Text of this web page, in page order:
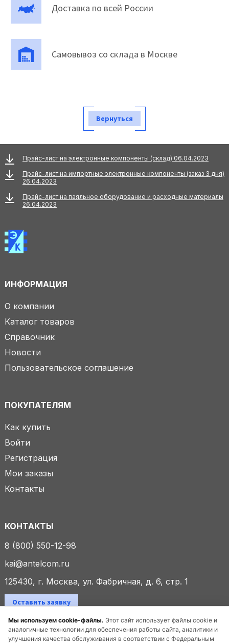
Мы используем cookie-файлы. Этот сайт использует файлы cookie и
аналогичные технологии для обеспечения работы сайта, аналитики и
улучшения качества обслуживания в соответствии с Федеральным
Доставка по всей России
Самовывоз со склада в Москве
Вернуться
Прайс-лист на электронные компоненты (склад) 06.04.2023
Прайс-лист на импортные электронные компоненты (заказ 3 дня)
26.04.2023
Прайс-лист на паяльное оборудование и расходные материалы
26.04.2023
ИНФОРМАЦИЯ
О компании
Каталог товаров
Справочник
Новости
Пользовательское соглашение
ПОКУПАТЕЛЯМ
Как купить
Войти
Регистрация
Мои заказы
Контакты
КОНТАКТЫ
8 (800) 550-12-98
kai@antelcom.ru
125430, г. Москва, ул. Фабричная, д. 6, стр. 1
Оставить заявку